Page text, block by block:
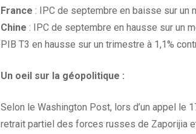
France : IPC de septembre en baisse sur un
Chine : IPC de septembre en hausse sur un
PIB T3 en hausse sur un trimestre à 1,1%
Un oeil sur la géopolitique :
Selon le Washington Post, lors d’un appel le
retrait partiel des forces russes de Zaporijia